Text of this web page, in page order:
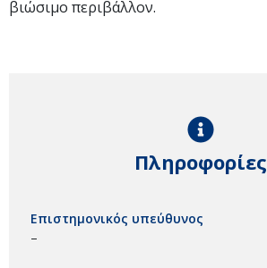
βιώσιμο περιβάλλον.
Πληροφορίες
Επιστημονικός υπεύθυνος
–